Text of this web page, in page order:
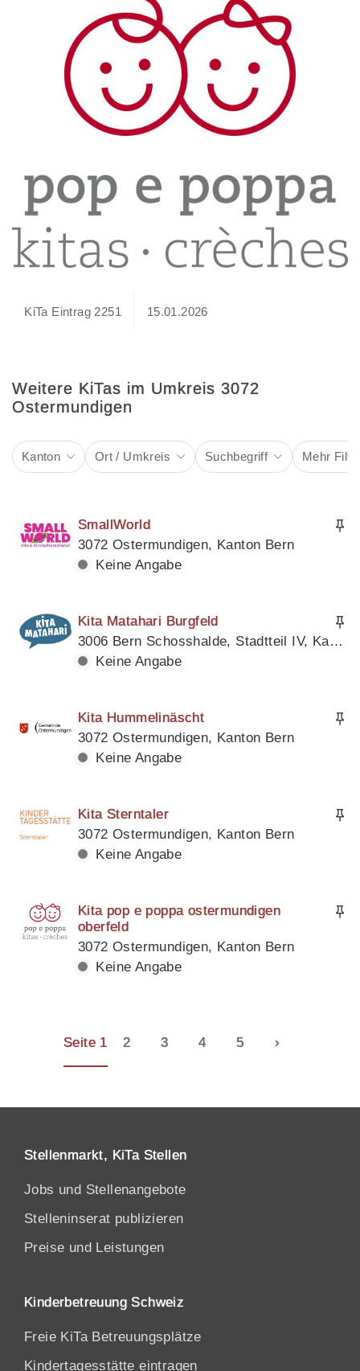
KiTa Eintrag 2251 15.01.2026
Weitere KiTas im Umkreis 3072
Ostermundigen
Kanton Ort / Umkreis Suchbegriff Mehr
SmallWorld
3072 Ostermundigen, Kanton Bern
Keine Angabe
Kita Matahari Burgfeld
3006 Bern Schosshalde, Stadtteil IV, Kanton Bern
Keine Angabe
Kita Hummelinäscht
3072 Ostermundigen, Kanton Bern
Keine Angabe
Kita Sterntaler
3072 Ostermundigen, Kanton Bern
Keine Angabe
Kita pop e poppa ostermundigen
oberfeld
3072 Ostermundigen, Kanton Bern
Keine Angabe
Seite 1 2 3 4 5 ›
Stellenmarkt, KiTa Stellen
Jobs und Stellenangebote
Stelleninserat publizieren
Preise und Leistungen
Kinderbetreuung Schweiz
Freie KiTa Betreuungsplätze
Kindertagesstätte eintragen